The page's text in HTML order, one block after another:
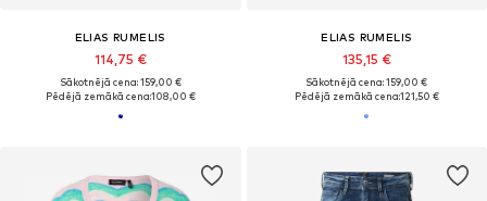
ELIAS RUMELIS
114,75 €
Sākotnējā cena: 159,00 €
Pēdējā zemākā cena:108,00 €
ELIAS RUMELIS
135,15 €
Sākotnējā cena: 159,00 €
Pēdējā zemākā cena:121,50 €